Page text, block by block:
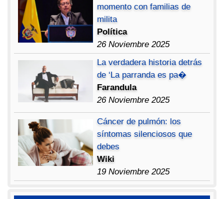
momento con familias de
milita
Política
26 Noviembre 2025
La verdadera historia detrás
de ‘La parranda es pa�
Farandula
26 Noviembre 2025
Cáncer de pulmón: los
síntomas silenciosos que
debes
Wiki
19 Noviembre 2025